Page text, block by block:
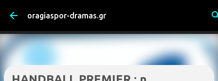
Μετάβαση στο κύριο περιεχόμενο
oragiaspor-dramas.gr